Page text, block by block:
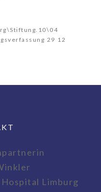
29 12
Limburg